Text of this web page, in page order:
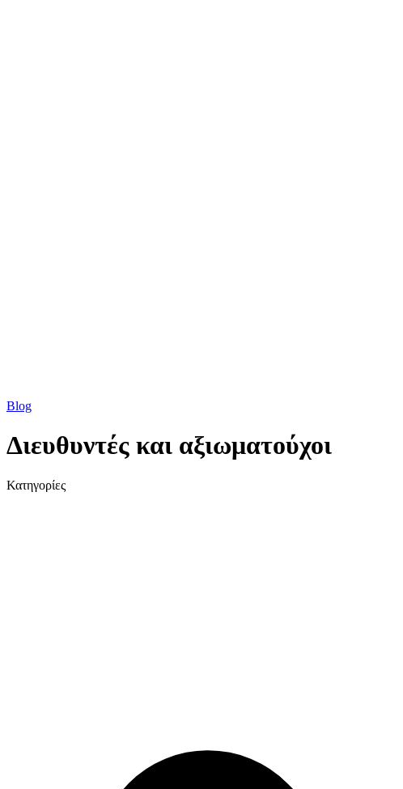
Blog
Διευθυντές και αξιωματούχοι
Κατηγορίες